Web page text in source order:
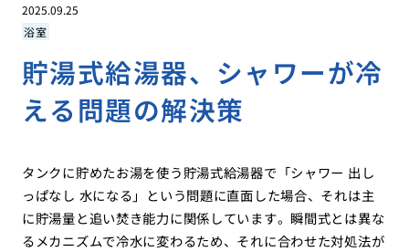
2025.09.25
浴室
貯湯式給湯器、シャワーが冷
える問題の解決策
タンクに貯めたお湯を使う貯湯式給湯器で「シャワー 出し
っぱなし 水になる」という問題に直面した場合、それは主
に貯湯量と追い焚き能力に関係しています。瞬間式とは異な
るメカニズムで冷水に変わるため、それに合わせた対処法が